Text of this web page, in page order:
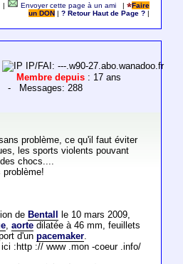
Envoyer cette page à un ami |
Faire
un DON
|? Retour Haut de Page ?
IP/FAI: ---.w90-27.abo.wanadoo.fr
Membre depuis : 17 ans
- Messages: 288
problème, ce qu'il faut éviter
les sports violents pouvant
chocs....
problème!
de Bentall
le 10 mars 2009,
, aortedilatée à 46 mm, feuillets
d'un pacemaker.
:http :// www .mon -coeur .info/